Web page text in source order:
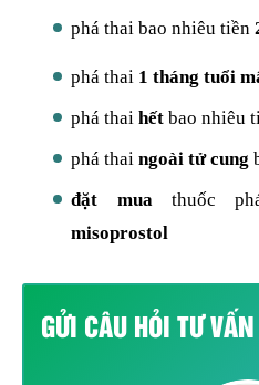
phá thai bao nhiêu tiền
phá thai 1 tháng tuổi
phá thaihết bao nhiêu
phá thaingoài tử cung
đặt muathuốc
misoprostol
GỬI CÂU HỎI TƯ